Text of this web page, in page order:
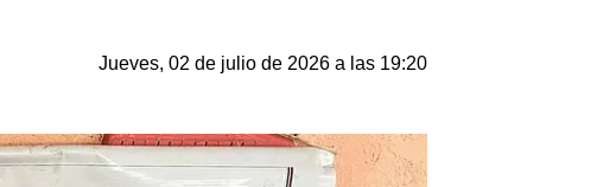
Jueves, 02 de julio de 2026 a las 19:20